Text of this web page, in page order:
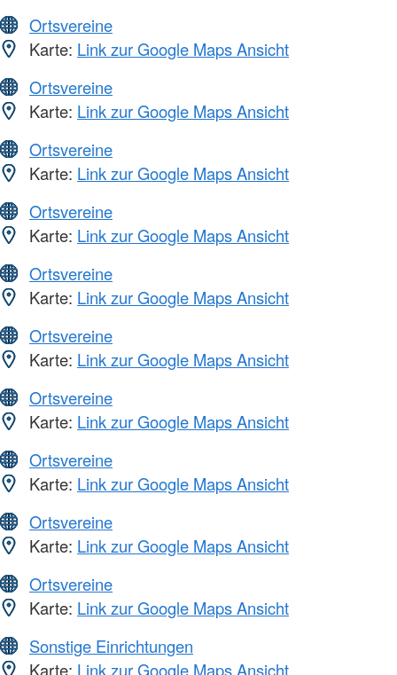
Ortsvereine
Karte: Link zur Google Maps Ansicht
Ortsvereine
Karte: Link zur Google Maps Ansicht
Ortsvereine
Karte: Link zur Google Maps Ansicht
Ortsvereine
Karte: Link zur Google Maps Ansicht
Ortsvereine
Karte: Link zur Google Maps Ansicht
Ortsvereine
Karte: Link zur Google Maps Ansicht
Ortsvereine
Karte: Link zur Google Maps Ansicht
Ortsvereine
Karte: Link zur Google Maps Ansicht
Ortsvereine
Karte: Link zur Google Maps Ansicht
Ortsvereine
Karte: Link zur Google Maps Ansicht
Sonstige Einrichtungen
Karte: Link zur Google Maps Ansicht